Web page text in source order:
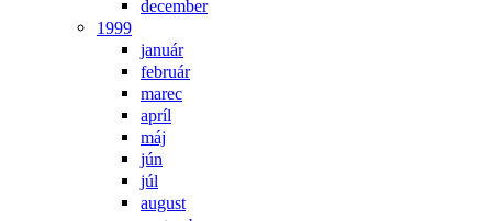
december
1999
január
február
marec
apríl
máj
jún
júl
august